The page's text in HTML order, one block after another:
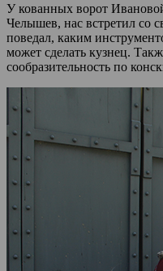
У кованных ворот
Челышев, нас встретил со
поведал, каким
может сделать кузнец.
сообразительность по